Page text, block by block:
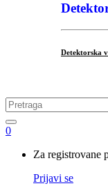
Detektorska
Search
for:
0
Za registrovane
Prijavi se